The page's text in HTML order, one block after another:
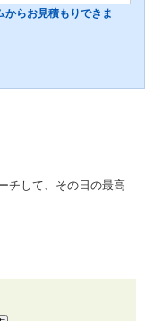
らお見積もりできま
チして、その日の最高